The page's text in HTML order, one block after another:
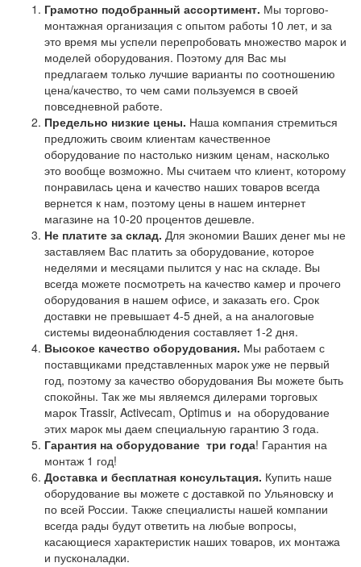
Грамотно подобранный ассортимент. Мы торгово-
монтажная организация с опытом работы 10 лет, и за
это время мы успели перепробовать множество марок и
моделей оборудования. Поэтому для Вас мы
предлагаем только лучшие варианты по соотношению
цена/качество, то чем сами пользуемся в своей
повседневной работе.
Предельно низкие цены. Наша компания стремиться
предложить своим клиентам качественное
оборудование по настолько низким ценам, насколько
это вообще возможно. Мы считаем что клиент, которому
понравилась цена и качество наших товаров всегда
вернется к нам, поэтому цены в нашем интернет
магазине на 10-20 процентов дешевле.
Не платите за склад. Для экономии Ваших денег мы не
заставляем Вас платить за оборудование, которое
неделями и месяцами пылится у нас на складе. Вы
всегда можете посмотреть на качество камер и прочего
оборудования в нашем офисе, и заказать его. Срок
доставки не превышает 4-5 дней, а на аналоговые
системы видеонаблюдения составляет 1-2 дня.
Высокое качество оборудования. Мы работаем с
поставщиками представленных марок уже не первый
год, поэтому за качество оборудования Вы можете быть
спокойны. Так же мы являемся дилерами торговых
марок Trassir, Activecam, Optimus и на оборудование
этих марок мы даем специальную гарантию 3 года.
Гарантия на оборудование три года! Гарантия на
монтаж 1 год!
Доставка и бесплатная консультация. Купить наше
оборудование вы можете с доставкой по Ульяновску и
по всей России. Также специалисты нашей компании
всегда рады будут ответить на любые вопросы,
касающиеся характеристик наших товаров, их монтажа
и пусконаладки.